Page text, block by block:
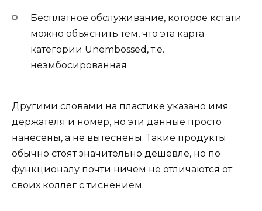
Бесплатное обслуживание, которое кстати
можно объяснить тем, что эта карта
категории Unembossed, т.е.
неэмбосированная
Другими словами на пластике указано имя
держателя и номер, но эти данные просто
нанесены, а не вытеснены. Такие продукты
обычно стоят значительно дешевле, но по
функционалу почти ничем не отличаются от
своих коллег с тиснением.